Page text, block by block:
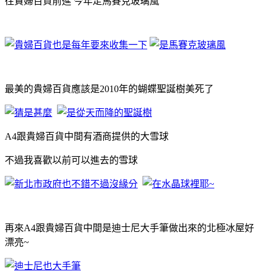
最美的貴婦百貨應該是2010年的蝴蝶聖誕樹美死了
A4跟貴婦百貨中間有酒商提供的大雪球
不過我喜歡以前可以進去的雪球
再來A4跟貴婦百貨中間是迪士尼大手筆做出來的北極冰屋好
漂亮~